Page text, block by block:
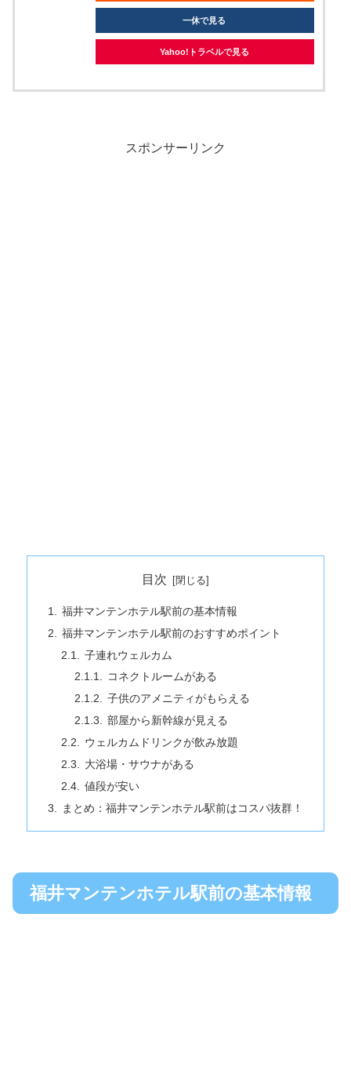
一休で見る
Yahoo!トラベルで見る
スポンサーリンク
目次
福井マンテンホテル駅前の基本情報
福井マンテンホテル駅前のおすすめポイント
子連れウェルカム
コネクトルームがある
子供のアメニティがもらえる
部屋から新幹線が見える
ウェルカムドリンクが飲み放題
大浴場・サウナがある
値段が安い
まとめ：福井マンテンホテル駅前はコスパ抜群！
福井マンテンホテル駅前の基本情報